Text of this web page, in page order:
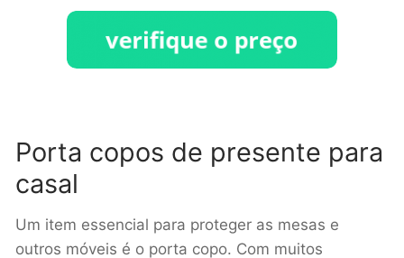
Porta copos de presente para
casal
Um item essencial para proteger as mesas e
outros móveis é o porta copo. Com muitos